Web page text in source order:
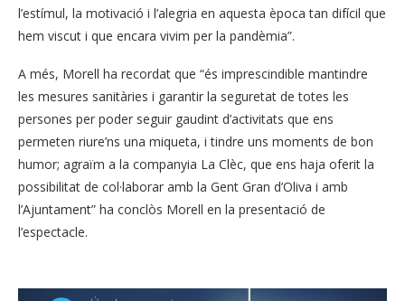
l’estímul, la motivació i l’alegria en aquesta època tan difícil que
hem viscut i que encara vivim per la pandèmia”.
A més, Morell ha recordat que “és imprescindible mantindre
les mesures sanitàries i garantir la seguretat de totes les
persones per poder seguir gaudint d’activitats que ens
permeten riure’ns una miqueta, i tindre uns moments de bon
humor; agraïm a la companyia La Clèc, que ens haja oferit la
possibilitat de col·laborar amb la Gent Gran d’Oliva i amb
l’Ajuntament” ha conclòs Morell en la presentació de
l’espectacle.